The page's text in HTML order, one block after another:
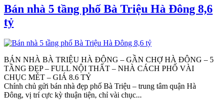
Bán nhà 5 tầng phố Bà Triệu Hà Đông 8,6
tỷ
BÁN NHÀ BÀ TRIỆU HÀ ĐÔNG – GẦN CHỢ HÀ ĐÔNG – 5
TẦNG ĐẸP – FULL NỘI THẤT – NHÀ CÁCH PHỐ VÀI
CHỤC MÉT – GIÁ 8.6 TỶ
Chính chủ gửi bán nhà đẹp phố Bà Triệu – trung tâm quận Hà
Đông, vị trí cực kỳ thuận tiện, chỉ vài chục...